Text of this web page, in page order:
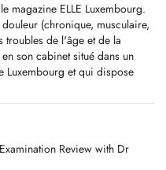
magazine ELLE Luxembourg.
(chronique, musculaire,
troubles de l'âge et de la
son cabinet situé dans un
Luxembourg et qui dispose
et expérimentée qui a
de Massage Tui Na (avec une
Supérieur de Médecine
le programme officiel de
Review with Dr